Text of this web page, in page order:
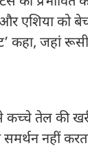
एशिया को
कहा, जहां
तेल की
नहीं